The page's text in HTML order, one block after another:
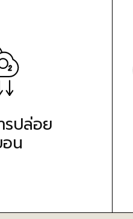
รปล่อย
น